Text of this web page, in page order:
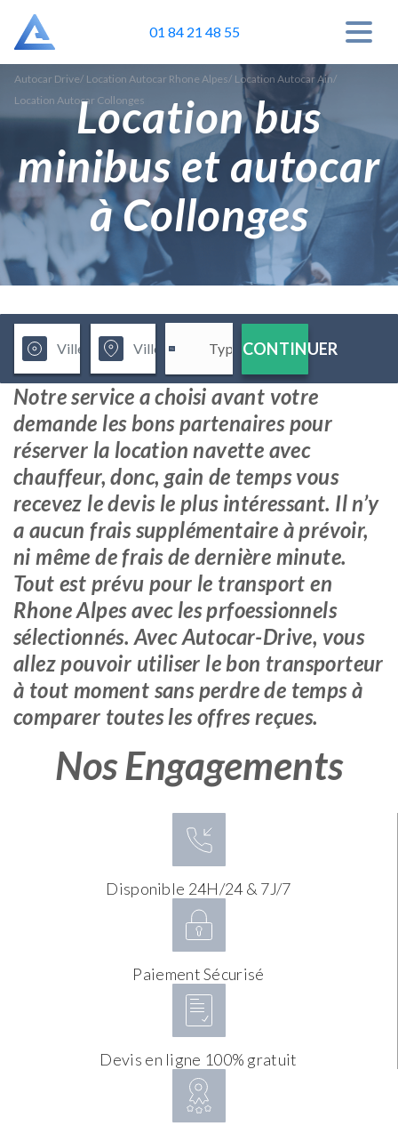
01 84 21 48 55
Autocar Drive/ Location Autocar Rhone Alpes/ Location Autocar Ain/
Location Autocar Collonges
Location bus
minibus et autocar
à Collonges
CONTINUER
Notre service a choisi avant votre
demande les bons partenaires pour
réserver la location navette avec
chauffeur, donc, gain de temps vous
recevez le devis le plus intéressant. Il n’y
a aucun frais supplémentaire à prévoir,
ni même de frais de dernière minute.
Tout est prévu pour le transport en
Rhone Alpes avec les prfoessionnels
sélectionnés. Avec Autocar-Drive, vous
allez pouvoir utiliser le bon transporteur
à tout moment sans perdre de temps à
comparer toutes les offres reçues.
Nos Engagements
Disponible 24H/24 & 7J/7
Paiement Sécurisé
Devis en ligne 100% gratuit